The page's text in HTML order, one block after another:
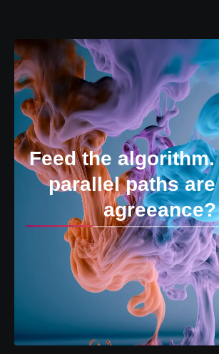
Feed the algorithm.
parallel paths
agreeance?